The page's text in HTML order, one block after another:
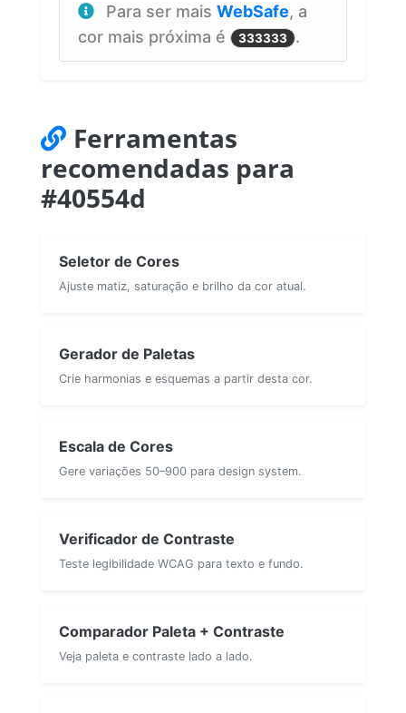
Para ser mais WebSafe, a
cor mais próxima é
333333 .
Ferramentas
recomendadas para
#40554d
Seletor de Cores
Ajuste matiz, saturação e brilho da cor atual.
Gerador de Paletas
Crie harmonias e esquemas a partir desta cor.
Escala de Cores
Gere variações 50–900 para design system.
Verificador de Contraste
Teste legibilidade WCAG para texto e fundo.
Comparador Paleta + Contraste
Veja paleta e contraste lado a lado.